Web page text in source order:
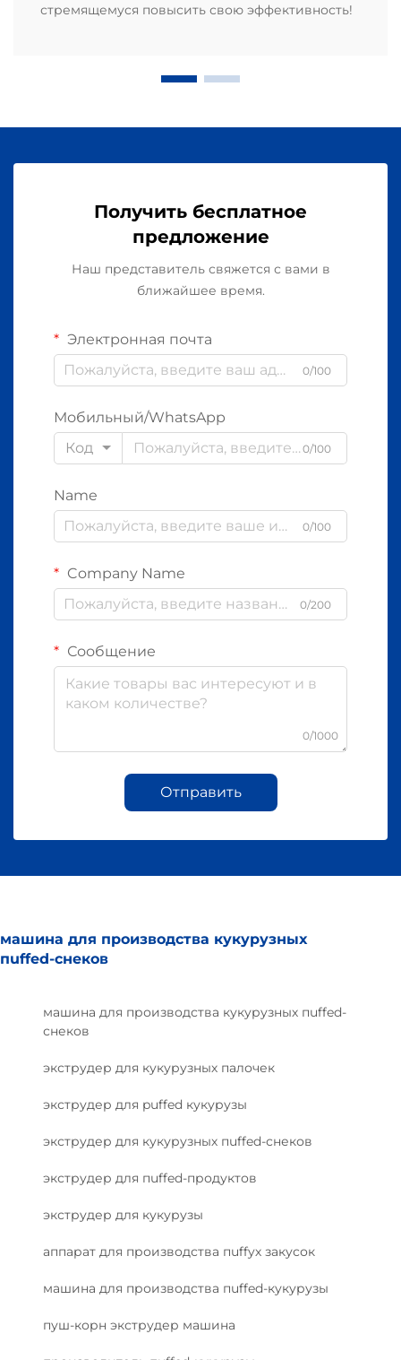
стремящемуся повысить свою эффективность!
Получить бесплатное
предложение
Наш представитель свяжется с вами в
ближайшее время.
Электронная почта
0/100
Мобильный/WhatsApp
Код
0/100
Name
0/100
Company Name
0/200
Сообщение
0/1000
Отправить
машина для производства кукурузных
пuffed-снеков
машина для производства кукурузных пuffed-
снеков
экструдер для кукурузных палочек
экструдер для puffed кукурузы
экструдер для кукурузных пuffed-снеков
экструдер для пuffed-продуктов
экструдер для кукурузы
аппарат для производства пuffyх закусок
машина для производства пuffed-кукурузы
пуш-корн экструдер машина